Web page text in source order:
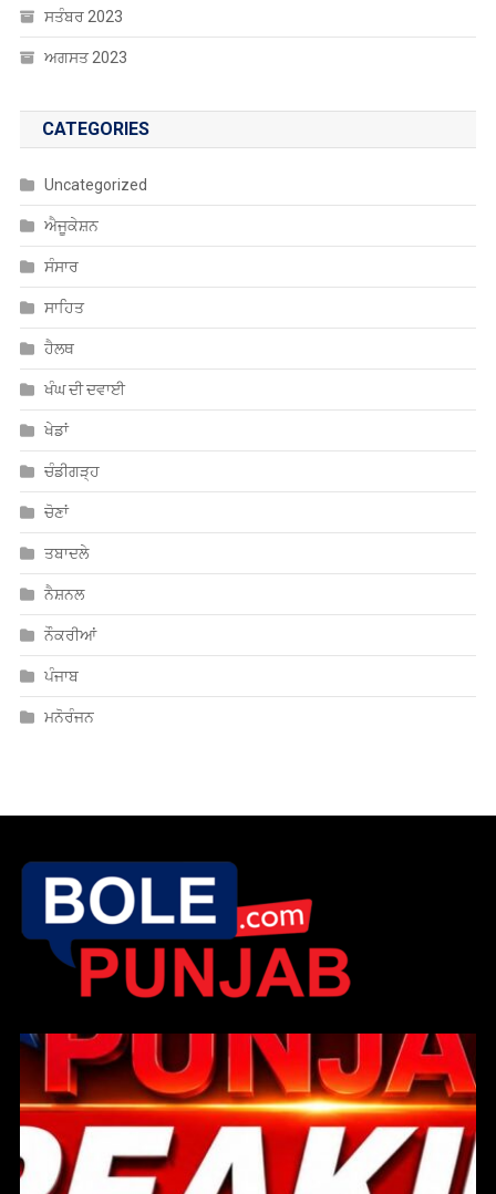
ਸਤੰਬਰ 2023
ਅਗਸਤ 2023
CATEGORIES
Uncategorized
ਐਜੂਕੇਸ਼ਨ
ਸੰਸਾਰ
ਸਾਹਿਤ
ਹੈਲਥ
ਖੰਘ ਦੀ ਦਵਾਈ
ਖੇਡਾਂ
ਚੰਡੀਗੜ੍ਹ
ਚੋਣਾਂ
ਤਬਾਦਲੇ
ਨੈਸ਼ਨਲ
ਨੌਕਰੀਆਂ
ਪੰਜਾਬ
ਮਨੋਰੰਜਨ